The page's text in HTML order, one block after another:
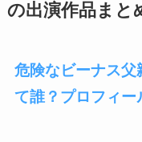
の出演作品まと
危険なビーナス
て誰？プロフィー